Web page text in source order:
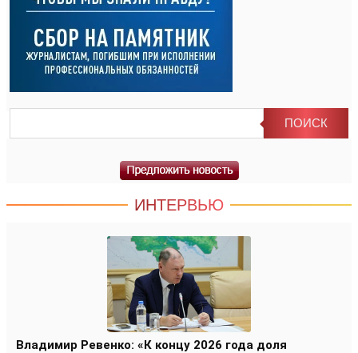
ИНТЕРВЬЮ
Владимир Ревенко: «К концу 2026 года доля